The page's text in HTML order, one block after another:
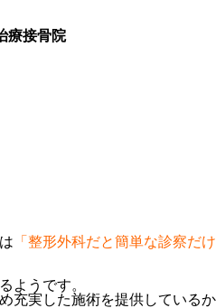
療接骨院
「整形外科だと簡単な診察だけ
ようです。
実した施術を提供しているか